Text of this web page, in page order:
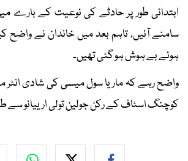
ابتدائی طور پر حادثے کی نوعیت کے بارے
سامنے آئیں، تاہم بعد میں خاندان نے واضح
ہوئے بے ہوش ہو گئی تھیں۔
کوچنگ اسٹاف کے رکن جولین تولی ارییانو سے